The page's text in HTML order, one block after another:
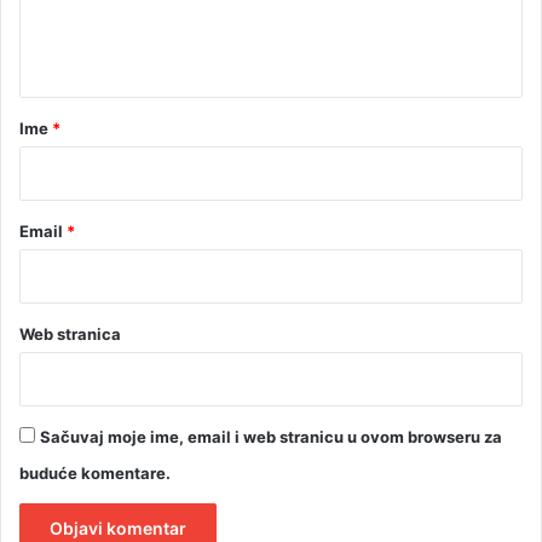
t
rIme *
Email *
Web stranica
Sačuvaj moje ime, email i web stranicu u ovom browseru za
buduće komentare.